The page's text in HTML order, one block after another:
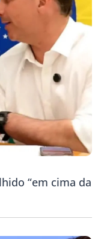
“em cima da